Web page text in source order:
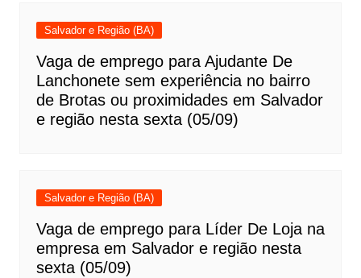
Salvador e Região (BA)
Vaga de emprego para Ajudante De
Lanchonete sem experiência no bairro
de Brotas ou proximidades em Salvador
e região nesta sexta (05/09)
Salvador e Região (BA)
Vaga de emprego para Líder De Loja na
empresa em Salvador e região nesta
sexta (05/09)